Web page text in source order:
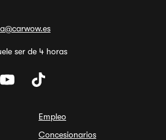
ser de 4 horas
Empleo
Concesionarios